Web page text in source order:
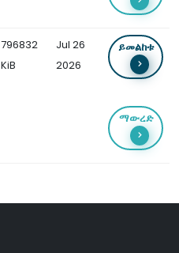
796832
KiB
Jul 26
2026
ይመልከቱ
ማውረድ